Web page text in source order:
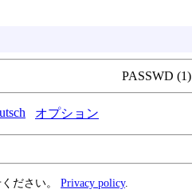
PASSWD (1)
オプション
ださい。 Privacy policy.